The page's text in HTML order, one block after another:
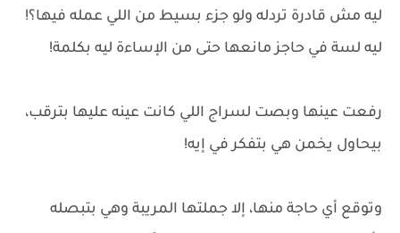
ليه مش قادرة تردله ولو جزء بسيط من اللي عمله فيها؟!
ليه لسة في حاجز مانعها حتى من الإساءة ليه بكلمة!
رفعت عينها وبصت لسراج اللي كانت عينه عليها بترقب،
بيحاول يخمن هي بتفكر في إيه!
وتوقع أي حاجة منها، إلا جملتها المريبة وهي بتبصله